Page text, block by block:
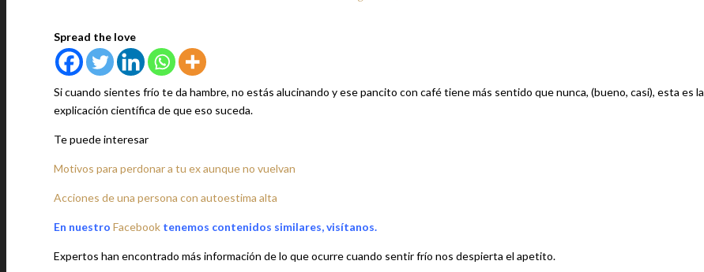
Spread the love
Si cuando sientes frío te da hambre, no estás alucinando y ese pancito con café tiene más sentido que nunca, (bueno, casi), esta es la
explicación científica de que eso suceda.
Te puede interesar
Motivos para perdonar a tu ex aunque no vuelvan
Acciones de una persona con autoestima alta
En nuestro Facebook tenemos contenidos similares, visítanos.
Expertos han encontrado más información de lo que ocurre cuando sentir frío nos despierta el apetito.